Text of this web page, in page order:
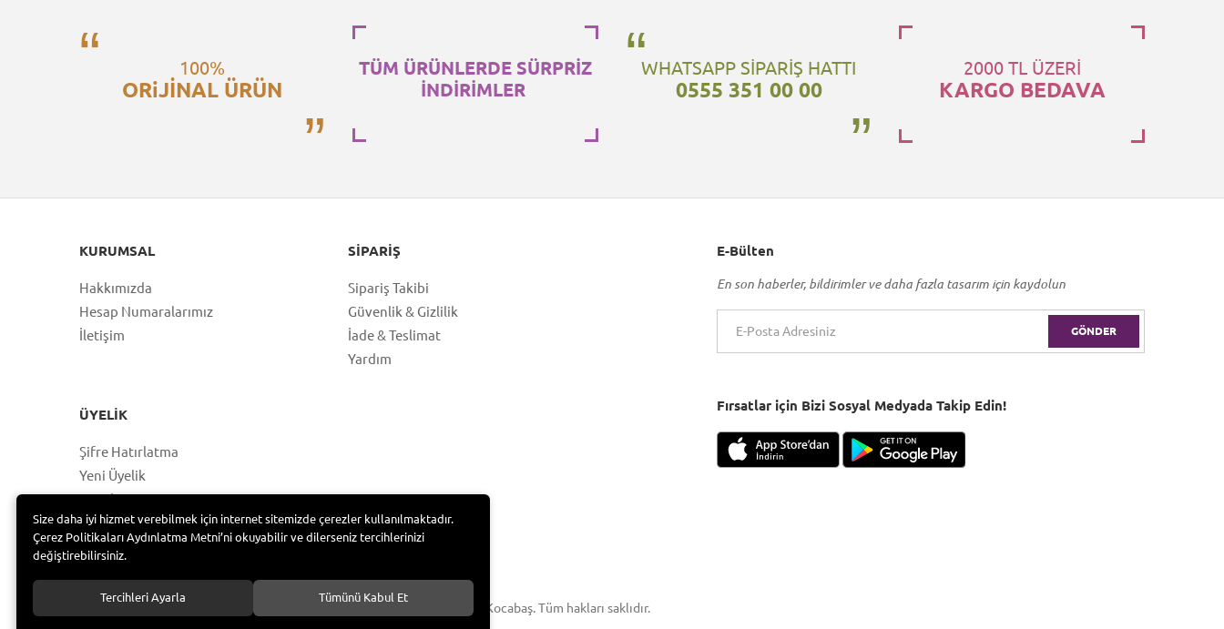
100%
ORiJİNAL ÜRÜN
TÜM ÜRÜNLERDE SÜRPRİZ
İNDİRİMLER
WHATSAPP SİPARİŞ HATTI
0555 351 00 00
2000 TL ÜZERİ
KARGO BEDAVA
KURUMSAL
Hakkımızda
Hesap Numaralarımız
İletişim
SIPARIŞ
Sipariş Takibi
Güvenlik & Gizlilik
İade & Teslimat
Yardım
ÜYELIK
Şifre Hatırlatma
Yeni Üyelik
Hesabım
Üye Girişi
E-Bülten
En son haberler, bildirimler ve daha fazla tasarım için kaydolun
GÖNDER
Fırsatlar için Bizi Sosyal Medyada Takip Edin!
Bayramoğlu Group / Adem Tufan Kocabaş. Tüm hakları saklıdır.
Size daha iyi hizmet verebilmek için internet sitemizde çerezler kullanılmaktadır.
Çerez Politikaları Aydınlatma Metni’ni okuyabilir ve dilerseniz tercihlerinizi
değiştirebilirsiniz.
Tercihleri Ayarla Tümünü Kabul Et